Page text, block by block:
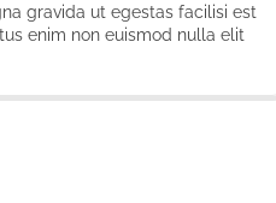
gravida ut egestas facilisi est
enim non euismod nulla elit